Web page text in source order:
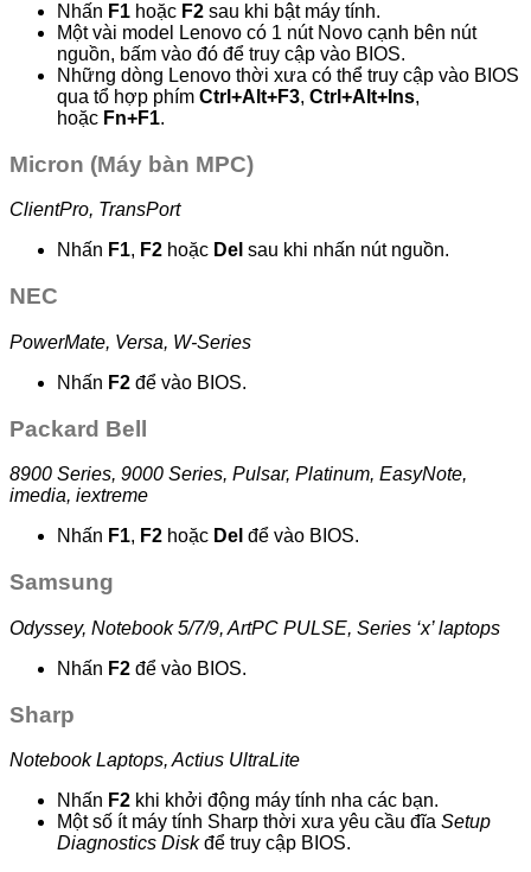
Nhấn F1 hoặc F2 sau khi bật máy tính.
Một vài model Lenovo có 1 nút Novo cạnh bên nút
nguồn, bấm vào đó để truy cập vào BIOS.
Những dòng Lenovo thời xưa có thể truy cập vào BIOS
qua tổ hợp phím Ctrl+Alt+F3, Ctrl+Alt+Ins,
hoặc Fn+F1.
Micron (Máy bàn MPC)
ClientPro, TransPort
Nhấn F1, F2 hoặc Del sau khi nhấn nút nguồn.
NEC
PowerMate, Versa, W-Series
Nhấn F2 để vào BIOS.
Packard Bell
8900 Series, 9000 Series, Pulsar, Platinum, EasyNote,
imedia, iextreme
Nhấn F1, F2 hoặc Del để vào BIOS.
Samsung
Odyssey, Notebook 5/7/9, ArtPC PULSE, Series ‘x’ laptops
Nhấn F2 để vào BIOS.
Sharp
Notebook Laptops, Actius UltraLite
Nhấn F2 khi khởi động máy tính nha các bạn.
Một số ít máy tính Sharp thời xưa yêu cầu đĩa Setup
Diagnostics Diskđể truy cập BIOS.